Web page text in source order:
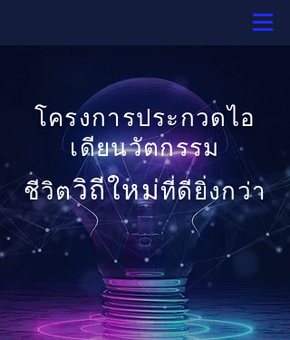
โครงการประกวดไอ
เดียนวัตกรรม
ชีวิตวิถีใหม่ที่ดียิ่งกว่า